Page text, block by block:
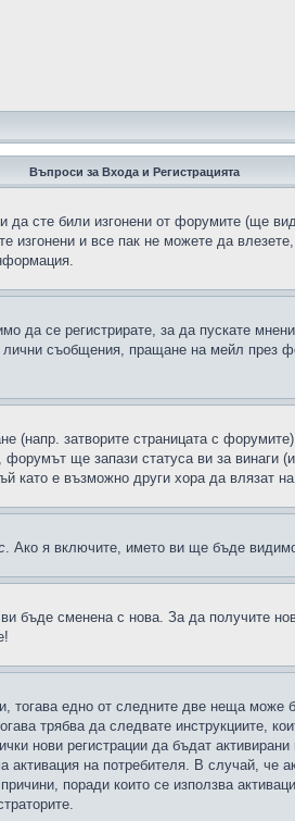
Въпроси за Входа и Регистрацията
да сте били изгонени от форумите (ще
изгонени и все пак не можете да
се регистрирате, за да пускате
съобщения, пращане на мейл през
(напр. затворите страницата с
форумът ще запази статуса ви за винаги
като е възможно други хора да влязат
. Ако я включите, името ви ще бъде
бъде сменена с нова. За да получите
тогава едно от следните две неща
трябва да следвате инструкциите,
нови регистрации да бъдат
на потребителя. В случай, че
поради които се използва